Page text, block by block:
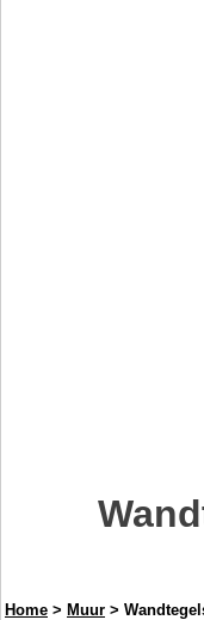
Home > Muur >